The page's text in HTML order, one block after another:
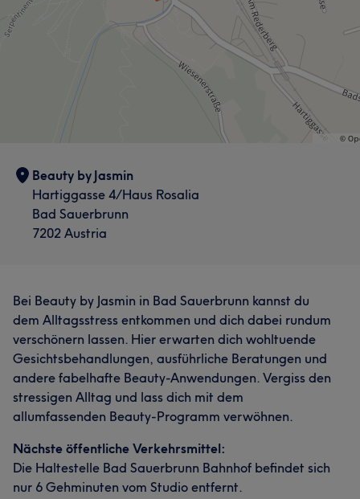
Beauty by Jasmin
Hartiggasse 4/Haus Rosalia
Bad Sauerbrunn
7202 Austria
Bei Beauty by Jasmin in Bad Sauerbrunn kannst du
dem Alltagsstress entkommen und dich dabei rundum
verschönern lassen. Hier erwarten dich wohltuende
Gesichtsbehandlungen, ausführliche Beratungen und
andere fabelhafte Beauty-Anwendungen. Vergiss den
stressigen Alltag und lass dich mit dem
allumfassenden Beauty-Programm verwöhnen.
Nächste öffentliche Verkehrsmittel:
Die Haltestelle Bad Sauerbrunn Bahnhof befindet sich
nur 6 Gehminuten vom Studio entfernt.